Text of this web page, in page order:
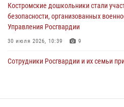
27 июля 2026, 07:11
Костромские дошкольники стали
безопасности, организованных
Управления Росгвардии
30 июля 2026, 10:39 9
Cотрудники Росгвардии и их семьи